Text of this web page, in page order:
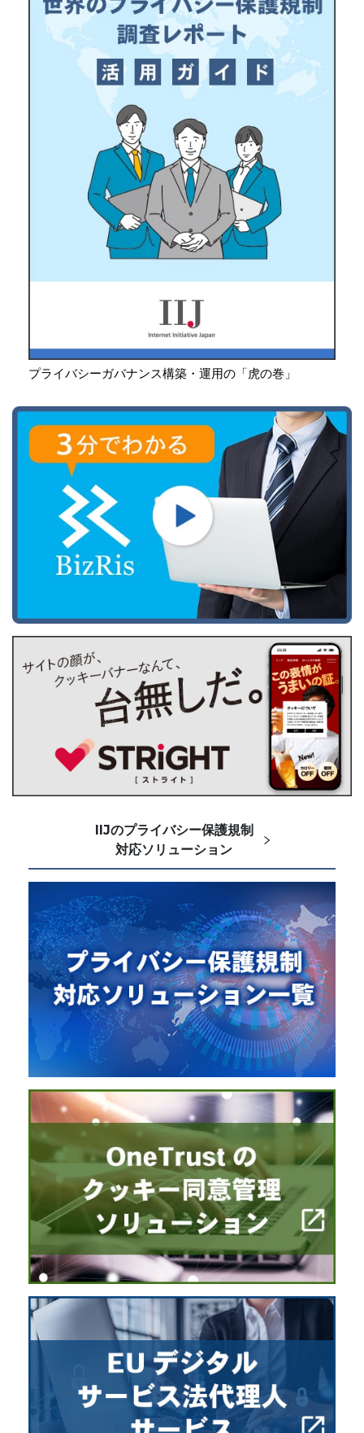
プライバシーガバナンス構築・運用の「虎の巻」
IIJのプライバシー保護規制
対応ソリューション